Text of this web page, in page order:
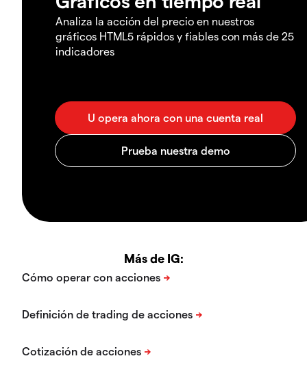
Analiza la acción del precio en nuestros
gráficos HTML5 rápidos y fiables con más de 25
indicadores
Más de IG: